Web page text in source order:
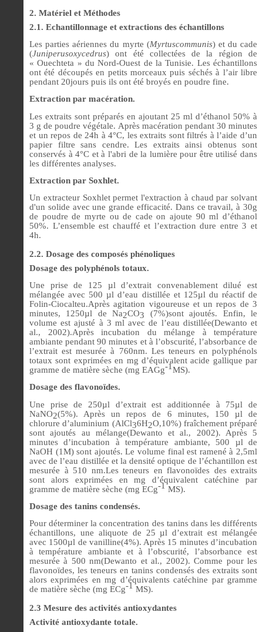
2. Matériel et Méthodes
2.1. Echantillonnage et extractions des échantillons
Les parties aériennes du myrte (Myrtuscommunis) et du cade
(Juniperusoxycedrus) ont été collectées de la région de
« Ouechteta » du Nord-Ouest de la Tunisie. Les échantillons
ont été découpés en petits morceaux puis séchés à l’air libre
pendant 20jours puis ils ont été broyés en poudre fine.
Extraction par macération.
Les extraits sont préparés en ajoutant 25 ml d’éthanol 50% à
3 g de poudre végétale. Après macération pendant 30 minutes
et un repos de 24h à 4°C, les extraits sont filtrés à l’aide d’un
papier filtre sans cendre. Les extraits ainsi obtenus sont
conservés à 4°C et à l'abri de la lumière pour être utilisé dans
les différentes analyses.
Extraction par Soxhlet.
Un extracteur Soxhlet permet l'extraction à chaud par solvant
d'un solide avec une grande efficacité. Dans ce travail, à 30g
de poudre de myrte ou de cade on ajoute 90 ml d’éthanol
50%. L’ensemble est chauffé et l’extraction dure entre 3 et
4h.
2.2. Dosage des composés phénoliques
Dosage des polyphénols totaux.
Une prise de 125 µl d’extrait convenablement dilué est
mélangée avec 500 µl d’eau distillée et 125µl du réactif de
Folin-Ciocalteu.Après agitation vigoureuse et un repos de 3
minutes, 1250µl de Na2CO3 (7%)sont ajoutés. Enfin, le
volume est ajusté à 3 ml avec de l’eau distillée(Dewanto et
al., 2002).Après incubation du mélange à température
ambiante pendant 90 minutes et à l’obscurité, l’absorbance de
l’extrait est mesurée à 760nm. Les teneurs en polyphénols
totaux sont exprimées en mg d’équivalent acide gallique par
gramme de matière sèche (mg EAGg-1MS).
Dosage des flavonoïdes.
Une prise de 250µl d’extrait est additionnée à 75µl de
NaNO2(5%). Après un repos de 6 minutes, 150 µl de
chlorure d’aluminium (AlCl36H2O,10%) fraîchement préparé
sont ajoutés au mélange(Dewanto et al., 2002). Après 5
minutes d’incubation à température ambiante, 500 µl de
NaOH (1M) sont ajoutés. Le volume final est ramené à 2,5ml
avec de l’eau distillée et la densité optique de l’échantillon est
mesurée à 510 nm.Les teneurs en flavonoïdes des extraits
sont alors exprimées en mg d’équivalent catéchine par
gramme de matière sèche (mg ECg-1 MS).
Dosage des tanins condensés.
Pour déterminer la concentration des tanins dans les différents
échantillons, une aliquote de 25 µl d’extrait est mélangée
avec 1500µl de vanilline(4%). Après 15 minutes d’incubation
à température ambiante et à l’obscurité, l’absorbance est
mesurée à 500 nm(Dewanto et al., 2002). Comme pour les
flavonoïdes, les teneurs en tanins condensés des extraits sont
alors exprimées en mg d’équivalents catéchine par gramme
de matière sèche (mg ECg-1 MS).
2.3 Mesure des activités antioxydantes
Activité antioxydante totale.